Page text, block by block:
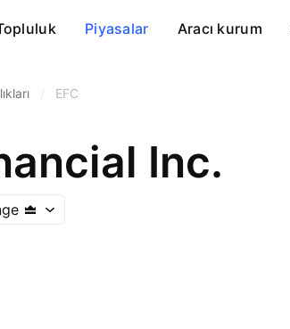
Piyasalar Aracı kurum
EFC
Inc.